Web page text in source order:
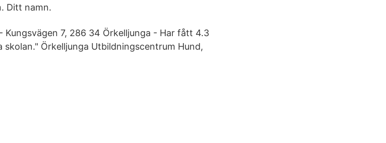
Ditt namn.
7, 286 34 Örkelljunga - Har fått 4.3
skolan." Örkelljunga Utbildningscentrum Hund,